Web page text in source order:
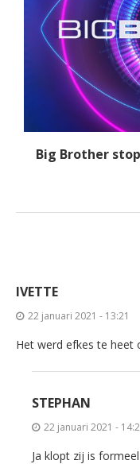
Big Brother
IVETTE
22 januari 2021 - 13:21
Het werd efkes te heet
STEPHAN
22 januari 2021 -
Ja klopt zij is